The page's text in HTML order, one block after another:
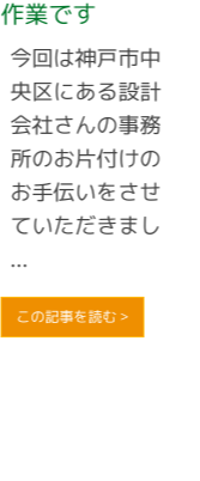
作業です
今回は神戸市中
央区にある設計
会社さんの事務
所のお片付けの
お手伝いをさせ
ていただきまし
この記事を読む >